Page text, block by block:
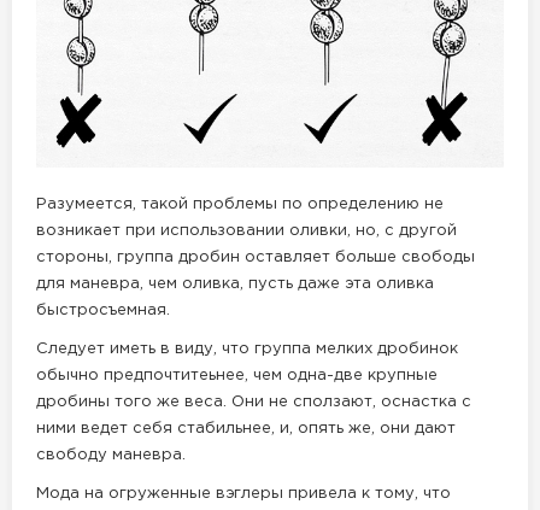
Разумеется, такой проблемы по определению не
возникает при использовании оливки, но, с другой
стороны, группа дробин оставляет больше свободы
для маневра, чем оливка, пусть даже эта оливка
быстросъемная.
Следует иметь в виду, что группа мелких дробинок
обычно предпочтитеьнее, чем одна-две крупные
дробины того же веса. Они не сползают, оснастка с
ними ведет себя стабильнее, и, опять же, они дают
свободу маневра.
Мода на огруженные вэглеры привела к тому, что